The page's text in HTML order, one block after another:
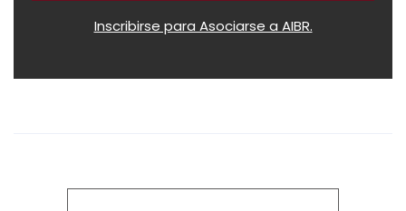
Inscribirse para Asociarse a AIBR.